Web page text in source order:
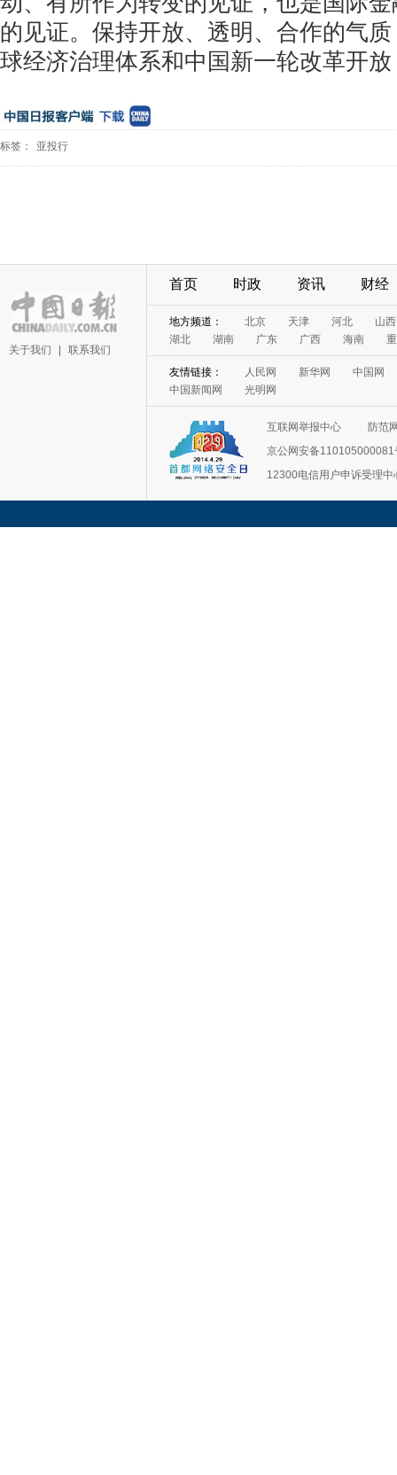
的见证。保持开放、透明、合作的气
球经济治理体系和中国新一轮改革开
标签： 亚投行
关于我们 联系我们
首页 时政 资讯 财经
地方频道： 北京 天津 河北
山西
湖北
湖南 广东 广西 海南
友情链接： 人民网 新华网
中国网
中国新闻网
光明网
互联网举报中心
防范
京公网安备110105000081
12300电信用户申诉受理中